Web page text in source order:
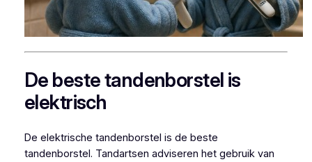
De beste tandenborstel is
elektrisch
De elektrische tandenborstel is de beste
tandenborstel. Tandartsen adviseren het gebruik van